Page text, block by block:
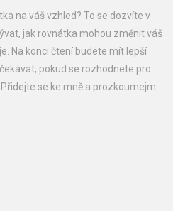
na váš vzhled? To se dozvíte v
jak rovnátka mohou změnit váš
Na konci čtení budete mít lepší
pokud se rozhodnete pro
se ke mně a prozkoumejme